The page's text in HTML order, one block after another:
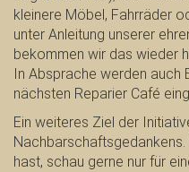
kleinere Möbel, Fahrräder
unter Anleitung unserer
bekommen wir das wieder
In Absprache werden auch
nächsten Reparier Café
Ein weiteres Ziel der
Nachbarschaftsgedankens.
hast, schau gerne nur für